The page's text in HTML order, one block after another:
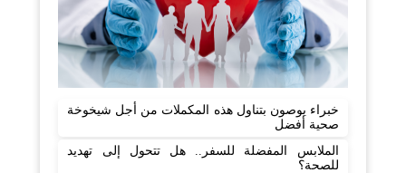
خبراء يوصون بتناول هذه المكملات من أجل شيخوخة
صحية أفضل
الملابس المفضلة للسفر.. هل تتحول إلى تهديد
للصحة؟